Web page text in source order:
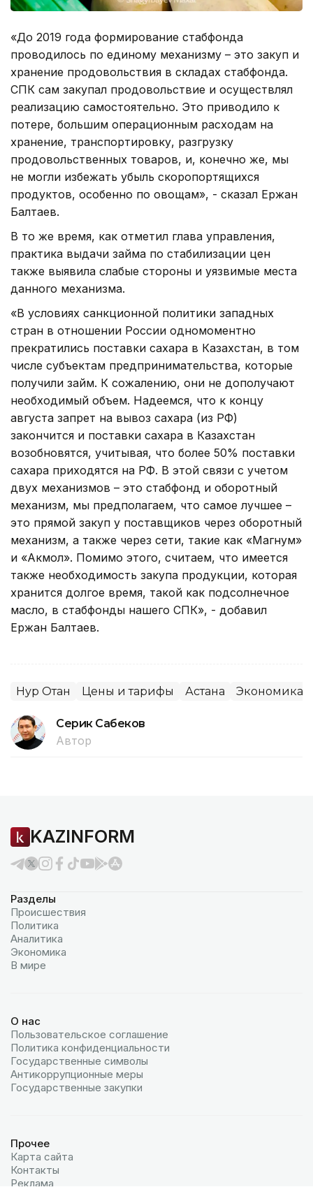
«До 2019 года формирование стабфонда
проводилось по единому механизму – это закуп и
хранение продовольствия в складах стабфонда.
СПК сам закупал продовольствие и осуществлял
реализацию самостоятельно. Это приводило к
потере, большим операционным расходам на
хранение, транспортировку, разгрузку
продовольственных товаров, и, конечно же, мы
не могли избежать убыль скоропортящихся
продуктов, особенно по овощам», - сказал Ержан
Балтаев.
В то же время, как отметил глава управления,
практика выдачи займа по стабилизации цен
также выявила слабые стороны и уязвимые места
данного механизма.
«В условиях санкционной политики западных
стран в отношении России одномоментно
прекратились поставки сахара в Казахстан, в том
числе субъектам предпринимательства, которые
получили займ. К сожалению, они не дополучают
необходимый объем. Надеемся, что к концу
августа запрет на вывоз сахара (из РФ)
закончится и поставки сахара в Казахстан
возобновятся, учитывая, что более 50% поставки
сахара приходятся на РФ. В этой связи с учетом
двух механизмов – это стабфонд и оборотный
механизм, мы предполагаем, что самое лучшее –
это прямой закуп у поставщиков через оборотный
механизм, а также через сети, такие как «Магнум»
и «Акмол». Помимо этого, считаем, что имеется
также необходимость закупа продукции, которая
хранится долгое время, такой как подсолнечное
масло, в стабфонды нашего СПК», - добавил
Ержан Балтаев.
Нур Отан Цены и тарифы Астана Экономика
Серик Сабеков
Автор
KAZINFORM
Разделы
Происшествия
Политика
Аналитика
Экономика
В мире
О нас
Пользовательское соглашение
Политика конфиденциальности
Государственные символы
Антикоррупционные меры
Государственные закупки
Прочее
Карта сайта
Контакты
Реклама